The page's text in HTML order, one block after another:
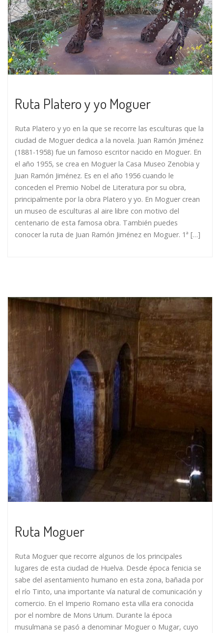
Ruta Platero y yo Moguer
Ruta Platero y yo en la que se recorre las esculturas que la
ciudad de Moguer dedica a la novela. Juan Ramón Jiménez
(1881-1958) fue un famoso escritor nacido en Moguer. En
el año 1955, se crea en Moguer la Casa Museo Zenobia y
Juan Ramón Jiménez. Es en el año 1956 cuando le
conceden el Premio Nobel de Literatura por su obra,
principalmente por la obra Platero y yo. En Moguer crean
un museo de esculturas al aire libre con motivo del
centenario de esta famosa obra. También puedes
conocer la ruta de Juan Ramón Jiménez en Moguer. 1ª […]
Ruta Moguer
Ruta Moguer que recorre algunos de los principales
lugares de esta ciudad de Huelva. Desde época fenicia se
sabe del asentamiento humano en esta zona, bañada por
el río Tinto, una importante vía natural de comunicación y
comercio. En el Imperio Romano esta villa era conocida
por el nombre de Mons Urium. Durante la época
musulmana se pasó a denominar Moguer o Mugar, cuyo